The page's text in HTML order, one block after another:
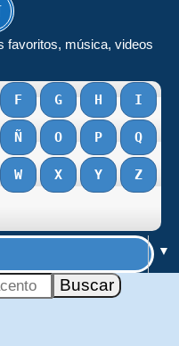
favoritos, música, videos
F G H I
Ñ O P Q
W X Y Z
▼